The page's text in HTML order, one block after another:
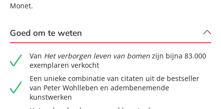
Monet.
Goed om te weten
Van Het verborgen leven van bomen zijn bijna 83.000
exemplaren verkocht
Een unieke combinatie van citaten uit de bestseller
van Peter Wohlleben en adembenemende
kunstwerken